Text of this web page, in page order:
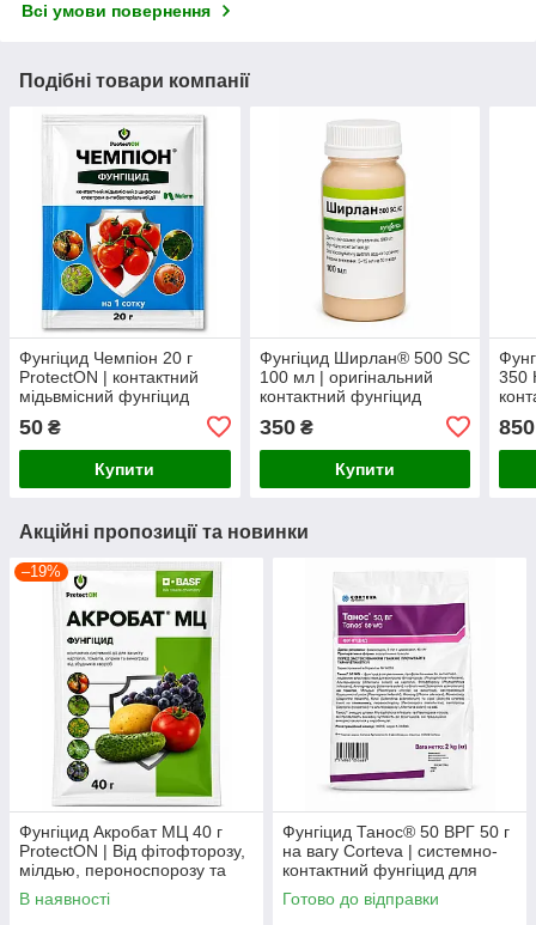
Всі умови повернення
Подібні товари компанії
Фунгіцид Чемпіон 20 г
ProtectON | контактний
мідьвмісний фунгіцид
мілдью, парші та
бактеріозів
50 ₴
Купити
Фунгіцид Ширлан® 500 SC
100 мл | оригінальний
контактний фунгіцид
альтернаріозу та
пероноспорозу
350₴
Купити
350
850
Акційні пропозиції та новинки
–19%
Фунгіцид Акробат МЦ 40 г
ProtectON | Від фітофторозу,
мілдью, пероноспорозу та
альтернаріозу
В наявності
Фунгіцид Танос® 50 ВРГ 50 г
на вагу Corteva | системно-
контактний фунгіцид для
захисту рослин
Готово до відправки